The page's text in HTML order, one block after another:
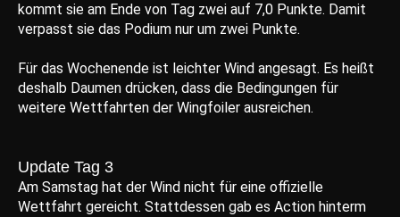
kommt sie am Ende von Tag zwei auf 7,0 Punkte. Damit
verpasst sie das Podium nur um zwei Punkte.
Für das Wochenende ist leichter Wind angesagt. Es heißt
deshalb Daumen drücken, dass die Bedingungen für
weitere Wettfahrten der Wingfoiler ausreichen.
Update Tag 3
Am Samstag hat der Wind nicht für eine offizielle
Wettfahrt gereicht. Stattdessen gab es Action hinterm